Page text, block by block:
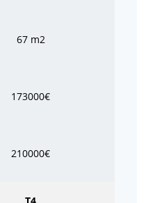
67 m2
173000€
210000€